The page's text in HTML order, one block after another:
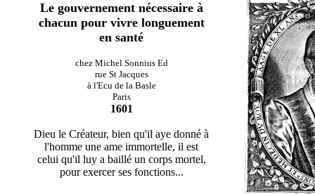
Le gouvernement nécessaire à
chacun pour vivre longuement
en santé
chez Michel Sonnius Ed
rue St Jacques
à l'Ecu de la Basle
Paris
1601
Dieu le Créateur, bien qu'il aye donné à
l'homme une ame immortelle, il est
celui qu'il luy a baillé un corps mortel,
pour exercer ses fonctions...